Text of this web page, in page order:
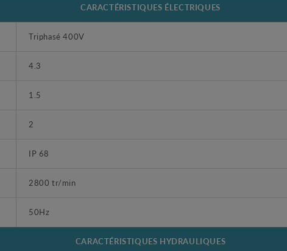
CARACTÉRISTIQUES ÉLECTRIQUES
Triphasé 400V
4.3
1.5
2
IP 68
2800 tr/min
50Hz
CARACTÉRISTIQUES HYDRAULIQUES